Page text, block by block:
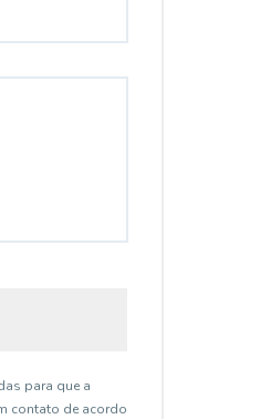
para que a
contato de acordo